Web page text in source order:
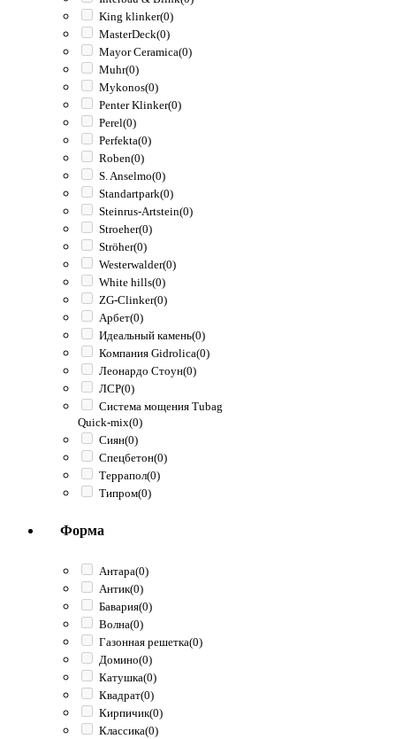
King klinker(0)
MasterDeck(0)
Mayor Ceramica(0)
Muhr(0)
Mykonos(0)
Penter Klinker(0)
Perel(0)
Perfekta(0)
Roben(0)
S. Anselmo(0)
Standartpark(0)
Steinrus-Artstein(0)
Stroeher(0)
Ströher(0)
Westerwalder(0)
White hills(0)
ZG-Clinker(0)
Арбет(0)
Идеальный камень(0)
Компания Gidrolica(0)
Леонардо Стоун(0)
ЛСР(0)
Система мощения Tubag
Quick-mix(0)
Сиян(0)
Спецбетон(0)
Террапол(0)
Типром(0)
Форма
Антара(0)
Антик(0)
Бавария(0)
Волна(0)
Газонная решетка(0)
Домино(0)
Катушка(0)
Квадрат(0)
Кирпичик(0)
Классика(0)